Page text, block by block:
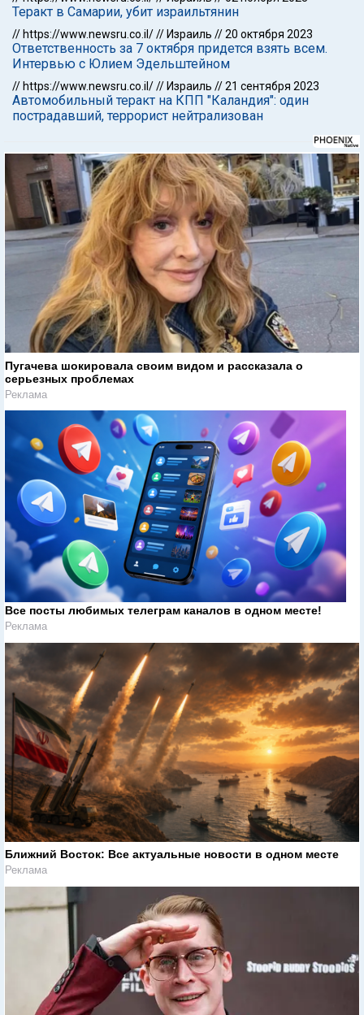
Теракт в Самарии, убит израильтянин
// https://www.newsru.co.il/// Израиль //20 октября 2023
Ответственность за 7 октября придется взять всем.
Интервью с Юлием Эдельштейном
// https://www.newsru.co.il/// Израиль //21 сентября 2023
Автомобильный теракт на КПП "Каландия": один
пострадавший, террорист нейтрализован
Пугачева шокировала своим видом и рассказала о
серьезных проблемах
Реклама
Все посты любимых телеграм каналов в одном месте!
Реклама
Ближний Восток: Все актуальные новости в одном месте
Реклама